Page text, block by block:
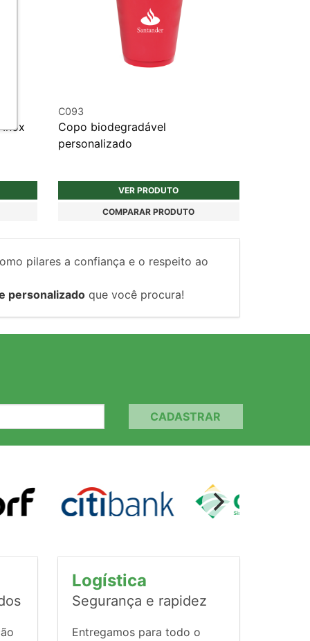
C093
Copo biodegradável
personalizado
VER PRODUTO
COMPARAR PRODUTO
pilares a confiança e o respeito ao
personalizado que você procura!
CADASTRAR
Logística
Segurança e rapidez
Entregamos para todo o